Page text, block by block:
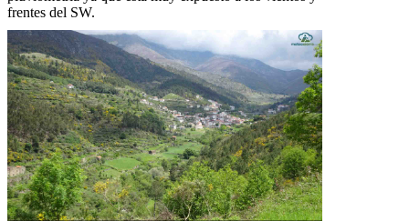
frentes del SW.